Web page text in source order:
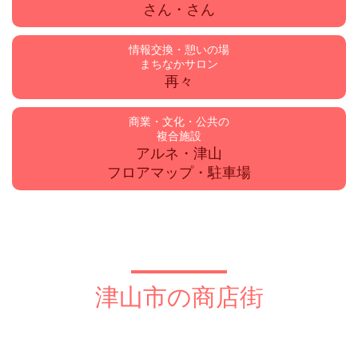
さん・さん
情報交換・憩いの場
まちなかサロン
再々
商業・文化・公共の
複合施設
アルネ・津山
フロアマップ・駐車場
津山市の商店街